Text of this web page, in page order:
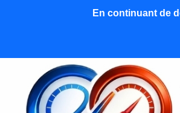
En continuant de